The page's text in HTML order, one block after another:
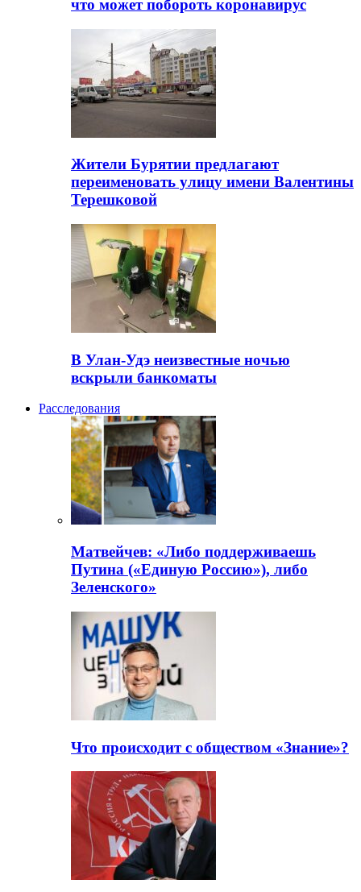
что может побороть коронавирус
Жители Бурятии предлагают
переименовать улицу имени Валентины
Терешковой
В Улан-Удэ неизвестные ночью
вскрыли банкоматы
Расследования
Матвейчев: «Либо поддерживаешь
Путина («Единую Россию»), либо
Зеленского»
Что происходит с обществом «Знание»?